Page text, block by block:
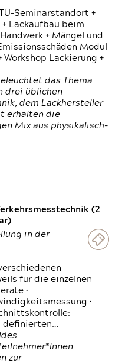
Seminarstandort +
Lackaufbau beim
+ Mängel und
Modul
Workshop Lackierung +
das Thema
drei üblichen
dem Lackhersteller
erhalten die
Mix aus physikalisch-
(2
in der
für die einzelnen
•
•
definierten…
zur